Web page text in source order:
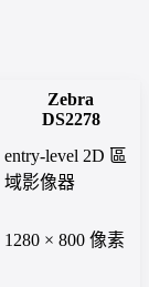
Zebra
DS2278
entry-level 2D 區
域影像器
1280 × 800 像素